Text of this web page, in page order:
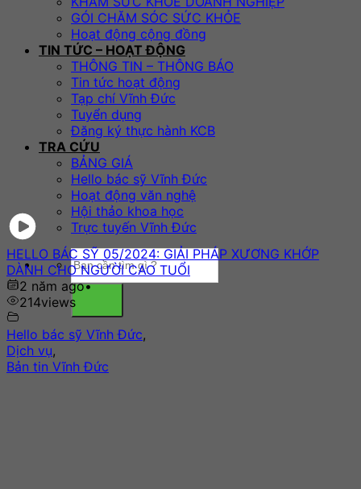
GÓI CHĂM SÓC SỨC KHỎE
Hoạt động cộng đồng
TIN TỨC – HOẠT ĐỘNG
THÔNG TIN – THÔNG BÁO
Tin tức hoạt động
Tạp chí Vĩnh Đức
Tuyển dụng
Đăng ký thực hành KCB
TRA CỨU
BẢNG GIÁ
Hello bác sỹ Vĩnh Đức
Hoạt động văn nghệ
Hội thảo khoa học
Trực tuyến Vĩnh Đức
HELLO BÁC SỸ 05/2024: GIẢI PHÁP XƯƠNG KHỚP
DÀNH CHO NGƯỜI CAO TUỔI
2 năm ago•
214views
Hello bác sỹ Vĩnh Đức,
Dịch vụ,
Bản tin Vĩnh Đức